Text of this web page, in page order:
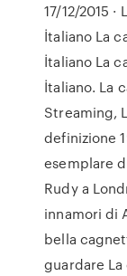
17/12/2015
İtaliano La
İtaliano La
İtaliano. La
Streaming,
definizione
esemplare
Rudy a
innamori di
bella
guardare